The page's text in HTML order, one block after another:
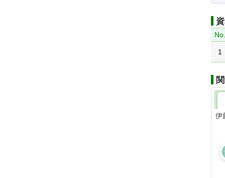
1
伊